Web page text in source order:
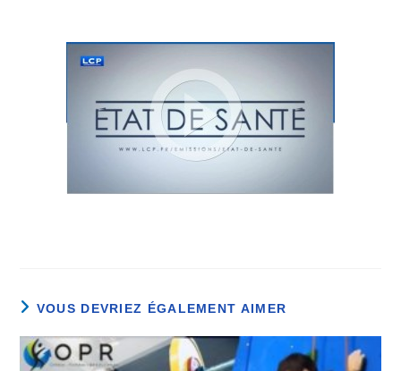
VOUS DEVRIEZ ÉGALEMENT AIMER